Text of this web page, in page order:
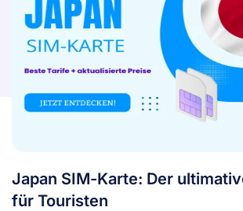
Japan SIM-Karte: Der
für Touristen